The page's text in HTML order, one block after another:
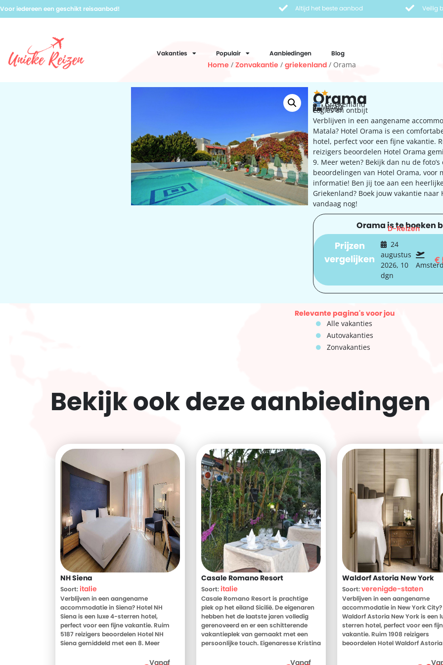
Voor iedereen een geschikt reisaanbod! Altijd het beste aanbod Veilig
Vakanties Populair Aanbiedingen Blog
Home / Zonvakantie / griekenland / Orama
Orama
Griekenland
Matala
hotel
Logies en ontbijt
Verblijven in een aangename
Matala? Hotel Orama is een
hotel, perfect voor een fijne vakantie.
reizigers beoordelen Hotel Orama
9. Meer weten? Bekijk dan nu de foto’s
beoordelingen van Hotel Orama, voor
informatie! Ben jij toe aan een
Griekenland? Boek jouw vakantie naar
vandaag nog!
Orama is te boeken
D-Reizen
Prijzen
vergelijken
24
augustus
2026, 10
dgn
€
Relevante pagina's voor jou
Alle vakanties
Autovakanties
Zonvakanties
Bekijk ook dezeaanbiedingen
NH Siena
Soort:italie
Verblijven in een aangename
accommodatie in Siena? Hotel NH
Siena is een luxe 4-sterren hotel,
perfect voor een fijne vakantie. Ruim
5187 reizigers beoordelen Hotel NH
Siena gemiddeld met een 8. Meer
beoordelingen van Hotel NH Siena, voor
Vanaf
Casale Romano Resort
Soort:italie
Casale Romano Resort is prachtige
plek op het eiland Sicilië. De eigenaren
hebben het de laatste jaren volledig
gerenoveerd en er een schitterende
vakantieplek van gemaakt met een
persoonlijke touch. Eigenaresse Kristina
over hun bijzondere familieverhaal. Bij
Vanaf
Waldorf Astoria New York
Soort:verenigde-staten
Verblijven in een aangename
accommodatie in New York
Waldorf Astoria New York is een
sterren hotel, perfect voor een
vakantie. Ruim 1908 reizigers
beoordelen Hotel Waldorf